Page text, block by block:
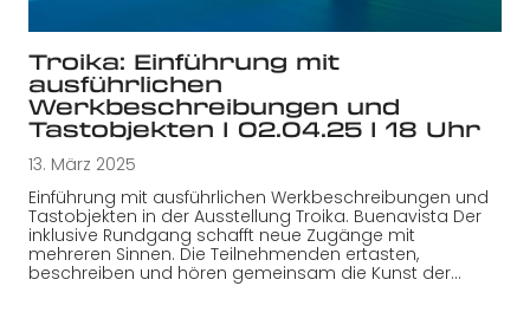
Troika: Einführung mit
ausführlichen
Werkbeschreibungen und
Tastobjekten I 02.04.25 I 18 Uhr
13. März 2025
Einführung mit ausführlichen Werkbeschreibungen und
Tastobjekten in der Ausstellung Troika. Buenavista Der
inklusive Rundgang schafft neue Zugänge mit
mehreren Sinnen. Die Teilnehmenden ertasten,
beschreiben und hören gemeinsam die Kunst der…